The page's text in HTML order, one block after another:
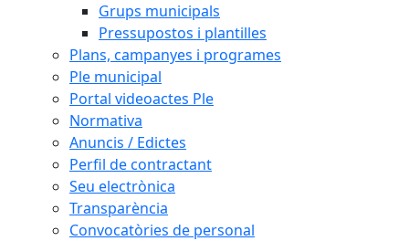
Grups municipals
Pressupostos i plantilles
Plans, campanyes i programes
Ple municipal
Portal videoactes Ple
Normativa
Anuncis / Edictes
Perfil de contractant
Seu electrònica
Transparència
Convocatòries de personal